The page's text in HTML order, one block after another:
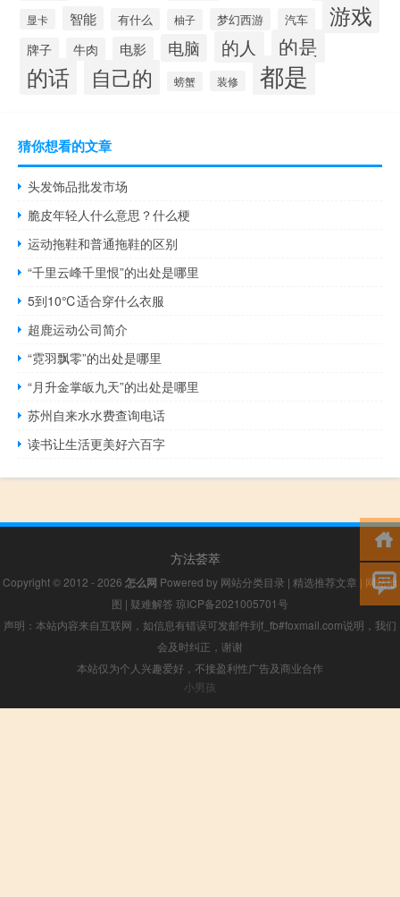
显卡 智能 有什么 柚子 梦幻西游 汽车 游戏
牌子 牛肉 电影 电脑 的人 的是
的话 自己的 螃蟹 装修 都是
猜你想看的文章
头发饰品批发市场
脆皮年轻人什么意思？什么梗
运动拖鞋和普通拖鞋的区别
“千里云峰千里恨”的出处是哪里
5到10℃适合穿什么衣服
超鹿运动公司简介
“霓羽飘零”的出处是哪里
“月升金掌皈九天”的出处是哪里
苏州自来水水费查询电话
读书让生活更美好六百字
方法荟萃
Copyright © 2012 - 2026 怎么网 Powered by 网站分类目录 | 精选推荐文章 | 网站地
图 | 疑难解答 琼ICP备2021005701号
声明：本站内容来自互联网，如信息有错误可发邮件到f_fb#foxmail.com说明，我们
会及时纠正，谢谢
本站仅为个人兴趣爱好，不接盈利性广告及商业合作
小男孩